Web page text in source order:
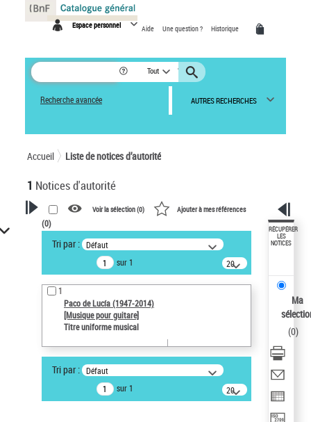
Espace personnel Aide Une question ? Historique
Tout
Recherche avancée AUTRES RECHERCHES
Accueil Liste de notices d’autorité
1 Notices d'autorité
VOTRE RECHERCHE
Recherche avancée dans les
notices d’autorité
Œuvres liées à l'auteur :
Paco de Lucía (1947-2014)
Sauvegarder votre recherche
AFFINER
Type de notice d'autorité
Voir la sélection (0) Ajouter à mes références
(0)
Tri par : Défaut
sur 1
20
résultats/page
1
Paco de Lucía (1947-2014)
[Musique pour guitare]
Titre uniforme musical
Tri par : Défaut
sur 1
20
résultats/page
RÉCUPÉRER
LES
NOTICES
Ma
(0)
Panneau de gestion des cookies